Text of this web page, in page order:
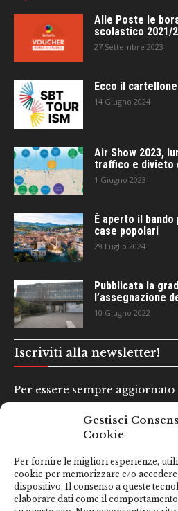
Gestisci
Cookie
Per fornire le migliori esperienze,
cookie per memorizzare e/o
dispositivo. Il consenso a queste
elaborare dati come il
Alle Poste le
scolastico 2021/
27 Settembre 2023
Ecco il
14 Giugno 2024
Air Show 2023,
traffico e divieto
1 Giugno 2023
È aperto il
case popolari
29 Luglio 2024
Pubblicata la
l’assegnazione
10 Giugno 2022
Iscriviti alla newsletter!
Per essere sempre
Email*